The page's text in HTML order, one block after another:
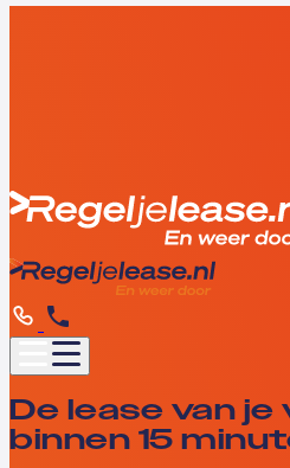
De lease van
binnen 15